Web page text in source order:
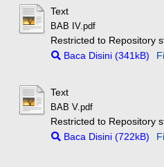
Text
BAB IV.pdf
Restricted to Repository
Baca Disini (341kB)
Text
BAB V.pdf
Restricted to Repository
Baca Disini (722kB)